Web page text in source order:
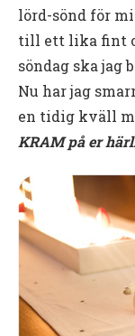
lörd-sönd för
till ett lika fint
söndag ska jag
Nu har jag
en tidig kväll
KRAM på er